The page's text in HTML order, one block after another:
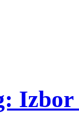
Izbor